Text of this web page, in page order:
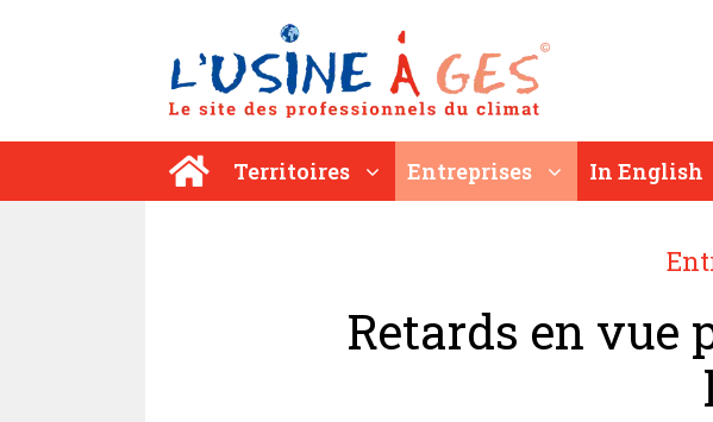
Territoires Entreprises In English
Retards en vue